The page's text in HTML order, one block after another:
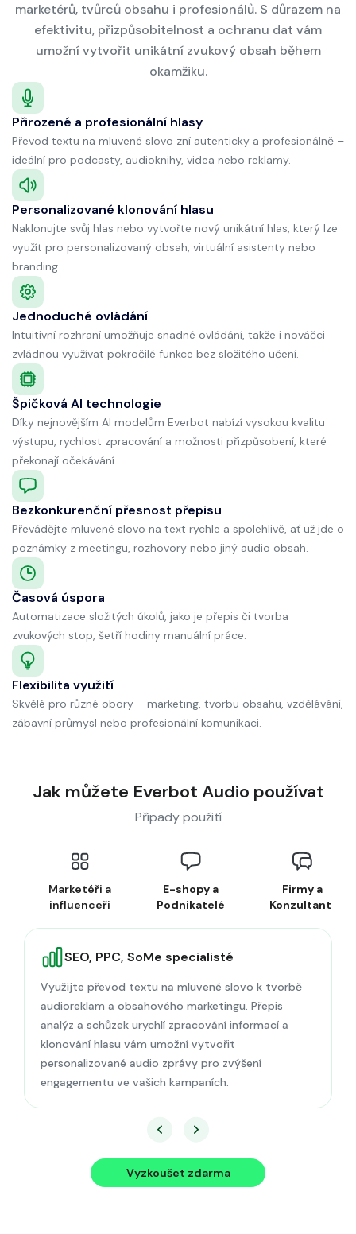
marketérů, tvůrců obsahu i profesionálů. S důrazem na
efektivitu, přizpůsobitelnost a ochranu dat vám
umožní vytvořit unikátní zvukový obsah během
okamžiku.
Přirozené a profesionální hlasy
Převod textu na mluvené slovo zní autenticky a profesionálně –
ideální pro podcasty, audioknihy, videa nebo reklamy.
Personalizované klonování hlasu
Naklonujte svůj hlas nebo vytvořte nový unikátní hlas, který lze
využít pro personalizovaný obsah, virtuální asistenty nebo
branding.
Jednoduché ovládání
Intuitivní rozhraní umožňuje snadné ovládání, takže i nováčci
zvládnou využívat pokročilé funkce bez složitého učení.
Špičková AI technologie
Díky nejnovějším AI modelům Everbot nabízí vysokou kvalitu
výstupu, rychlost zpracování a možnosti přizpůsobení, které
překonají očekávání.
Bezkonkurenční přesnost přepisu
Převádějte mluvené slovo na text rychle a spolehlivě, ať už jde o
poznámky z meetingu, rozhovory nebo jiný audio obsah.
Časová úspora
Automatizace složitých úkolů, jako je přepis či tvorba
zvukových stop, šetří hodiny manuální práce.
Flexibilita využití
Skvělé pro různé obory – marketing, tvorbu obsahu, vzdělávání,
zábavní průmysl nebo profesionální komunikaci.
Jak můžete Everbot Audio používat
Případy použití
Marketéři a
influenceři
E-shopy a
Podnikatelé
Firmy a
Konzultanti
SEO, PPC, SoMe specialisté
Využijte převod textu na mluvené slovo k tvorbě
audioreklam a obsahového marketingu. Přepis
analýz a schůzek urychlí zpracování informací a
klonování hlasu vám umožní vytvořit
personalizované audio zprávy pro zvýšení
engagementu ve vašich kampaních.
Vyzkoušet zdarma